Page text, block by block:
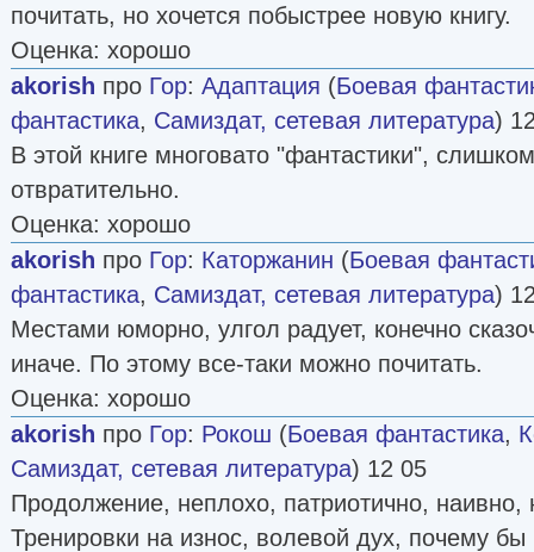
почитать, но хочется побыстрее новую книгу.
Оценка: хорошо
akorish про Гор: Адаптация (Боевая
фантастика, Самиздат, сетевая литература)
В этой книге многовато "фантастики",
отвратительно.
Оценка: хорошо
akorish про Гор: Каторжанин (Боевая
фантастика, Самиздат, сетевая литература)
Местами юморно, улгол радует, конечно
иначе. По этому все-таки можно почитать.
Оценка: хорошо
akorish про Гор: Рокош (Боевая фантастика,
Самиздат, сетевая литература) 12 05
Продолжение, неплохо, патриотично, наивно,
Тренировки на износ, волевой дух, почему бы